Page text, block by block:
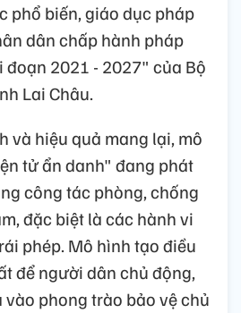
phổ biến, giáo dục pháp
dân chấp hành pháp
đoạn 2021 - 2027" của Bộ
Lai Châu.
và hiệu quả mang lại, mô
tử ẩn danh" đang phát
công tác phòng, chống
đặc biệt là các hành vi
phép. Mô hình tạo điều
để người dân chủ động,
phong trào bảo vệ chủ